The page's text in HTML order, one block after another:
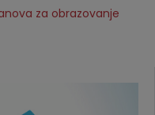
za obrazovanje